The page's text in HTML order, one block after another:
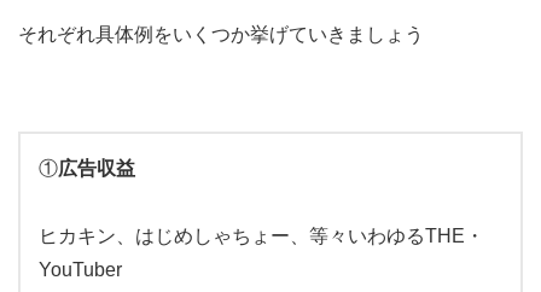
それぞれ具体例をいくつか挙げていきましょう
①広告収益
ヒカキン、はじめしゃちょー、等々いわゆるTHE・
YouTuber